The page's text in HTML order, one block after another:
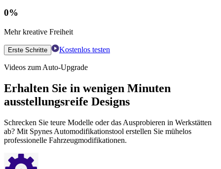
0%
Mehr kreative Freiheit
Erste Schritte Kostenlos testen
Videos zum Auto-Upgrade
Erhalten Sie in wenigen Minuten
ausstellungsreife Designs
Schrecken Sie teure Modelle oder das Ausprobieren in Werkstätten
ab? Mit Spynes Automodifikationstool erstellen Sie mühelos
professionelle Fahrzeugmodifikationen.